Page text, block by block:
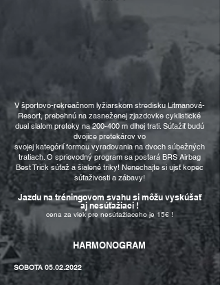
V športovo-rekreačnom lyžiarskom stredisku Litmanová-
Resort, prebehnú na zasneženej zjazdovke cyklistické
dual slalom preteky na 200-400 m dlhej trati. Súťažiť budú
dvojice pretekárov vo
svojej kategórií formou vyraďovania na dvoch súbežných
tratiach. O sprievodný program sa postará BRS Airbag
Best Trick súťaž a šialené triky! Nenechajte si ujsť kopec
súťaživosti a zábavy!
Jazdu na tréningovom svahu si môžu vyskúšať
ajnesúťažiaci !
cena za vlek pre nesúťažiaceho je 15€ !
SOBOTA 05.02.2022
HARMONOGRAM